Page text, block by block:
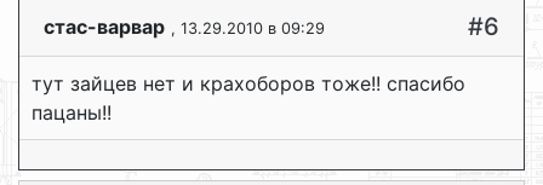
стас-варвар , 13.29.2010 в 09:29 #6
тут зайцев нет и крахоборов тоже!! спасибо
пацаны!!